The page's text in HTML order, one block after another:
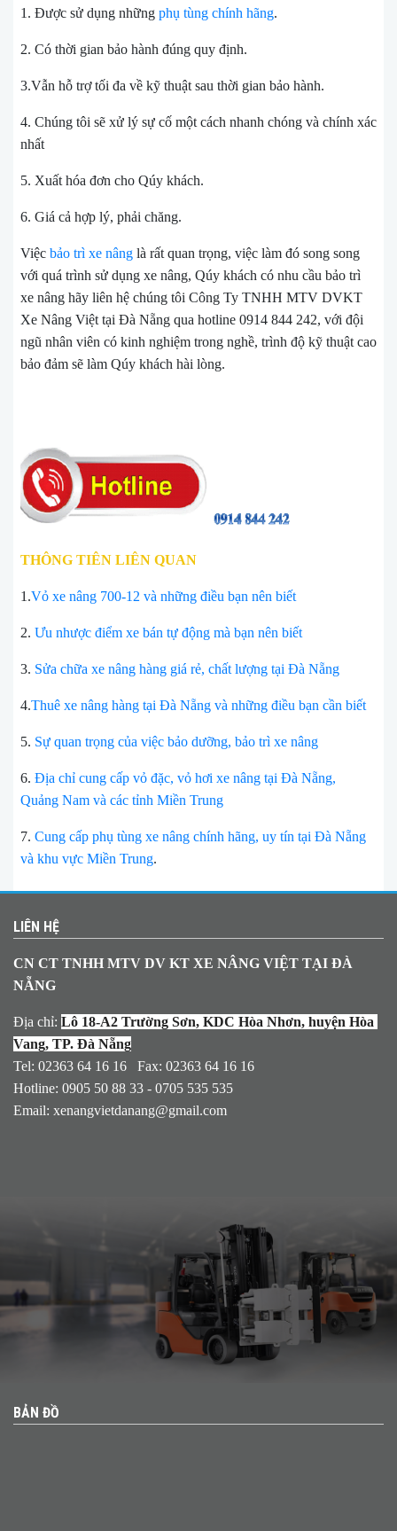
1. Được sử dụng những phụ tùng chính hãng.
2. Có thời gian bảo hành đúng quy định.
3.Vẫn hỗ trợ tối đa về kỹ thuật sau thời gian bảo hành.
4. Chúng tôi sẽ xử lý sự cố một cách nhanh chóng và chính xác
nhất
5. Xuất hóa đơn cho Qúy khách.
6. Giá cả hợp lý, phải chăng.
Việc bảo trì xe nâng là rất quan trọng, việc làm đó song song
với quá trình sử dụng xe nâng, Qúy khách có nhu cầu bảo trì
xe nâng hãy liên hệ chúng tôi Công Ty TNHH MTV DVKT
Xe Nâng Việt tại Đà Nẵng qua hotline 0914 844 242, với đội
ngũ nhân viên có kinh nghiệm trong nghề, trình độ kỹ thuật cao
bảo đảm sẽ làm Qúy khách hài lòng.
THÔNG TIÊN LIÊN QUAN
1.Vỏ xe nâng 700-12 và những điều bạn nên biết
2. Ưu nhược điểm xe bán tự động mà bạn nên biết
3. Sửa chữa xe nâng hàng giá rẻ, chất lượng tại Đà Nẵng
4.Thuê xe nâng hàng tại Đà Nẵng và những điều bạn cần biết
5. Sự quan trọng của việc bảo dưỡng, bảo trì xe nâng
6. Địa chỉ cung cấp vỏ đặc, vỏ hơi xe nâng tại Đà Nẵng,
Quảng Nam và các tỉnh Miền Trung
7. Cung cấp phụ tùng xe nâng chính hãng, uy tín tại Đà Nẵng
và khu vực Miền Trung.
LIÊN HỆ
CN CT TNHH MTV DV KT XE NÂNG VIỆT TẠI ĐÀ
NẴNG
Địa chỉ: Lô 18-A2 Trường Sơn, KDC Hòa Nhơn, huyện Hòa
Vang, TP. Đà Nẵng
Tel: 02363 64 16 16 Fax: 02363 64 16 16
Hotline: 0905 50 88 33 - 0705 535 535
Email: xenangvietdanang@gmail.com
BẢN ĐỒ